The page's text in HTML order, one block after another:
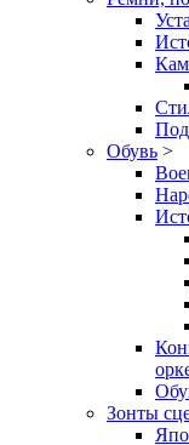
Обувь >
Зонты